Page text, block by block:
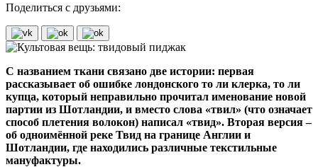
Поделиться с друзьями:
С названием ткани связано две истории: первая
рассказывает об ошибке лондонского то ли клерка, то ли
купца, который неправильно прочитал именование новой
партии из Шотландии, и вместо слова «твил» (что означает
способ плетения волокон) написал «твид». Вторая версия –
об одноимённой реке Твид на границе Англии и
Шотландии, где находились различные текстильные
мануфактуры.